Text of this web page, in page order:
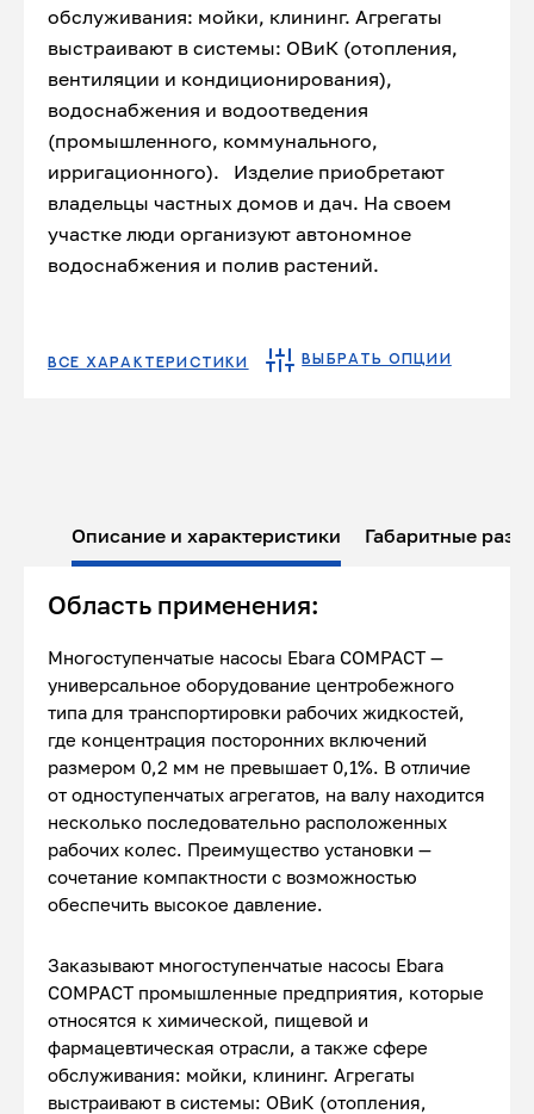
обслуживания: мойки, клининг. Агрегаты
выстраивают в системы: ОВиК (отопления,
вентиляции и кондиционирования),
водоснабжения и водоотведения
(промышленного, коммунального,
ирригационного). Изделие приобретают
владельцы частных домов и дач. На своем
участке люди организуют автономное
водоснабжения и полив растений.
ВСЕ ХАРАКТЕРИСТИКИ ВЫБРАТЬ ОПЦИИ
Описание и характеристики Габаритные
Область применения:
Многоступенчатые насосы Ebara COMPACT —
универсальное оборудование центробежного
типа для транспортировки рабочих жидкостей,
где концентрация посторонних включений
размером 0,2 мм не превышает 0,1%. В отличие
от одноступенчатых агрегатов, на валу находится
несколько последовательно расположенных
рабочих колес. Преимущество установки —
сочетание компактности с возможностью
обеспечить высокое давление.
Заказывают многоступенчатые насосы Ebara
COMPACT промышленные предприятия, которые
относятся к химической, пищевой и
фармацевтическая отрасли, а также сфере
обслуживания: мойки, клининг. Агрегаты
выстраивают в системы: ОВиК (отопления,